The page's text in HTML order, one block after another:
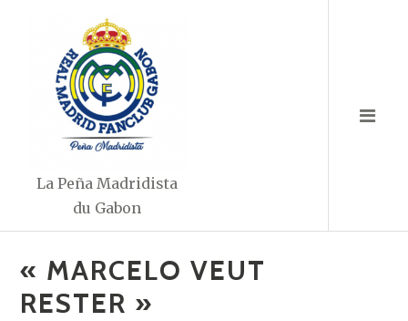
La Peña Madridista
du Gabon
« MARCELO VEUT
RESTER »